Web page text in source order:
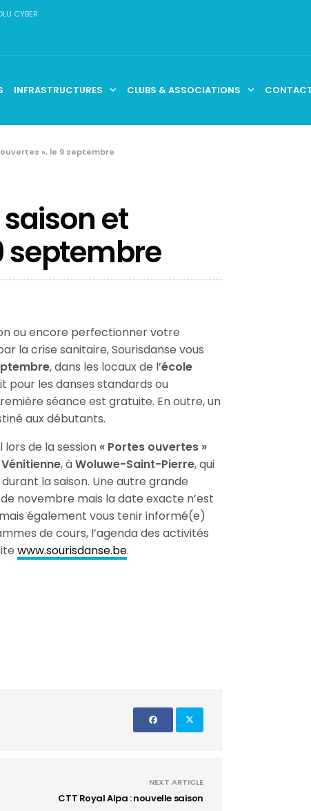
CYBER
INFRASTRUCTURES CLUBS & ASSOCIATIONS
», le 9 septembre
et
septembre
ou encore perfectionner votre
la crise sanitaire, Sourisdanse vous
, dans les locaux de l’école
pour les danses standards ou
séance est gratuite. En outre, un
aux débutants.
de la session « Portes ouvertes »
, àWoluwe-Saint-Pierre, qui
la saison. Une autre grande
novembre mais la date exacte n’est
également vous tenir informé(e)
de cours, l’agenda des activités
www.sourisdanse.be.
NEXT ARTICLE
CTT Royal Alpa : nouvelle saison